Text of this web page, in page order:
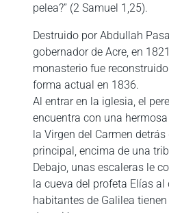
pelea?” (2 Samuel 1,25).
Destruido por Abdullah Pasa,
gobernador de Acre, en
monasterio fue
forma actual en 1836.
Al entrar en la iglesia, el
encuentra con una
la Virgen del Carmen
principal, encima de una
Debajo, unas escaleras le
la cueva del profeta Elías al
habitantes de Galilea